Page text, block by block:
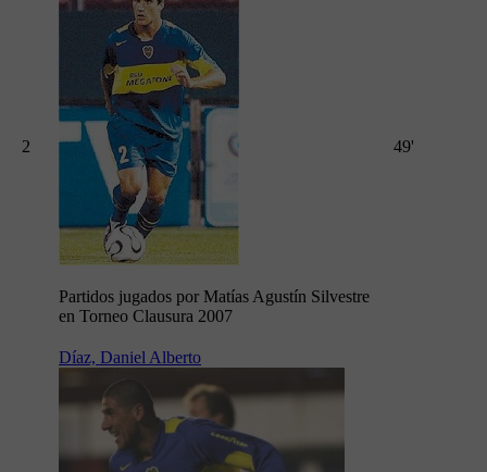
2
Partidos jugados por Matías Agustín Silvestre
en Torneo Clausura 2007
49'
Díaz, Daniel Alberto